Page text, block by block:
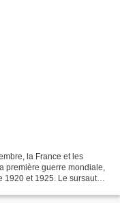
la France et les
première guerre mondiale,
1920 et 1925. Le sursaut